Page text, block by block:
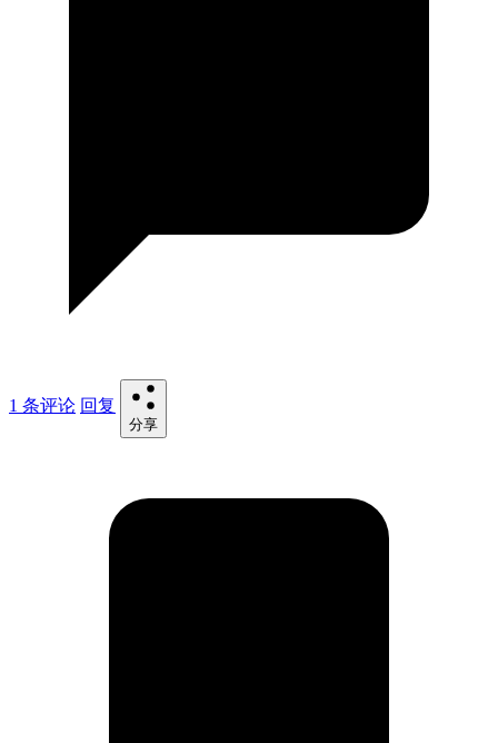
1 条评论 回复
分享